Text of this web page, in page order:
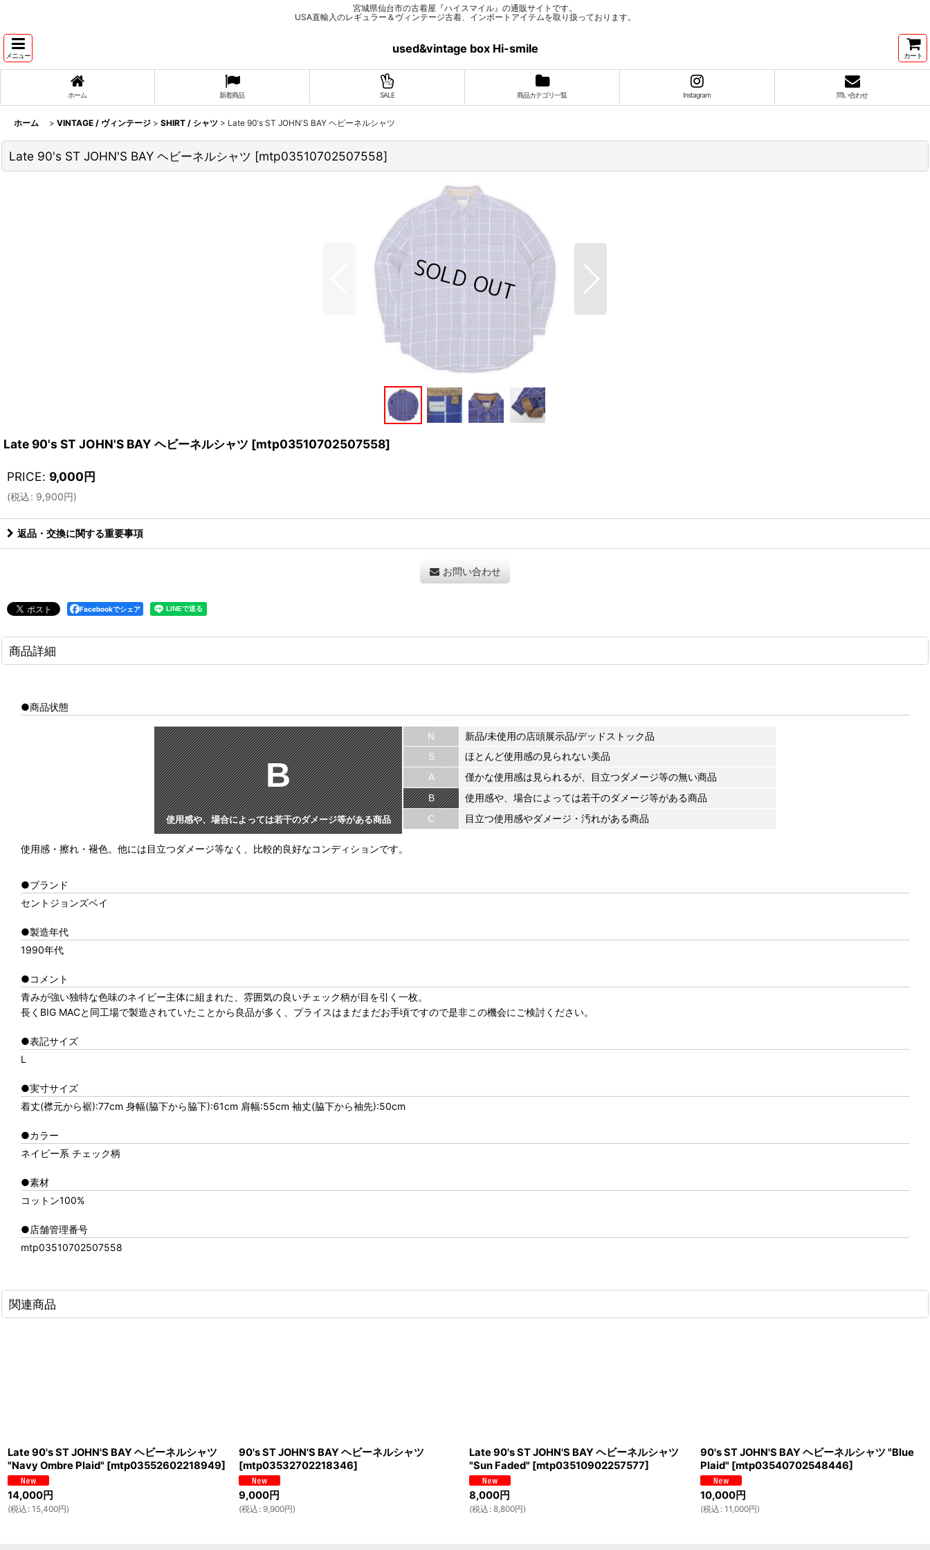
宮城県仙台市の古着屋『ハイスマイル』の通販サイトです。
USA直輸入のレギュラー＆ヴィンテージ古着、インポートアイテムを取り扱っております。
メニュー
used&vintage box Hi-smile
カート
ホーム 新着商品 SALE 商品カテゴリ一覧 Instagram 問い合わせ
ホーム > VINTAGE / ヴィンテージ > SHIRT / シャツ > Late 90's ST JOHN'S BAY ヘビーネルシャツ
Late 90's ST JOHN'S BAY ヘビーネルシャツ [mtp03510702507558]
Late 90's ST JOHN'S BAY ヘビーネルシャツ [mtp03510702507558]
PRICE: 9,000円
(税込: 9,900円)
返品・交換に関する重要事項
お問い合わせ
Facebookでシェア
商品詳細
●商品状態
B
使用感や、場合によっては若干のダメージ等がある商品
N
新品/未使用の店頭展示品/デッドストック品
S
ほとんど使用感の見られない美品
A
僅かな使用感は見られるが、目立つダメージ等の無い商品
B
使用感や、場合によっては若干のダメージ等がある商品
C
目立つ使用感やダメージ・汚れがある商品
使用感・擦れ・褪色。他には目立つダメージ等なく、比較的良好なコンディションです。
●ブランド
セントジョンズベイ
●製造年代
1990年代
●コメント
青みが強い独特な色味のネイビー主体に組まれた、雰囲気の良いチェック柄が目を引く一枚。
長くBIG MACと同工場で製造されていたことから良品が多く、プライスはまだまだお手頃ですので是非この機会にご検討ください。
●表記サイズ
L
●実寸サイズ
着丈(襟元から裾):77cm 身幅(脇下から脇下):61cm 肩幅:55cm 袖丈(脇下から袖先):50cm
●カラー
ネイビー系 チェック柄
●素材
コットン100%
●店舗管理番号
mtp03510702507558
関連商品
Late 90's ST JOHN'S BAY ヘビーネルシャツ
"Navy Ombre Plaid" [mtp03552602218949]
14,000円
(税込 : 15,400円)
90's ST JOHN'S BAY ヘビーネルシャツ
[mtp03532702218346]
9,000円
(税込 : 9,900円)
Late 90's ST JOHN'S BAY ヘビーネルシャツ
"Sun Faded" [mtp03510902257577]
8,000円
(税込 : 8,800円)
90's ST JOHN'S BAY ヘビーネルシャツ "Blue
Plaid" [mtp03540702548446]
10,000円
(税込 : 11,000円)